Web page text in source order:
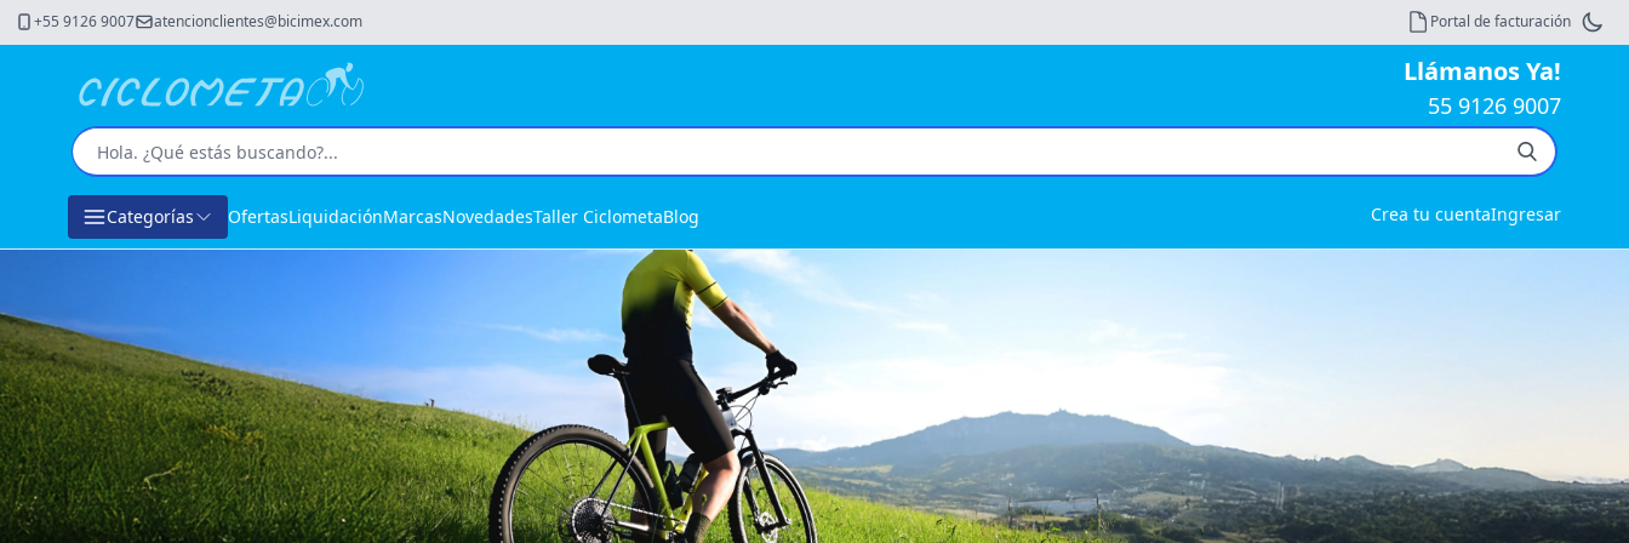
+55 9126 9007 atencionclientes@bicimex.com Portal de facturación
Llámanos Ya!
55 9126 9007
Categorías OfertasLiquidaciónMarcasNovedadesTaller CiclometaBlog Crea tu cuentaIngresar